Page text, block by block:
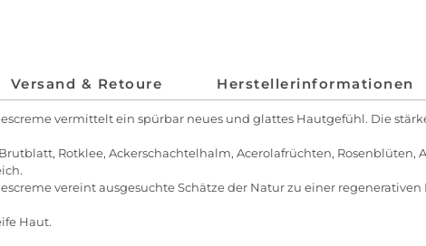
Versand & Retoure Herstellerinformationen
vermittelt ein spürbar neues und glattes Hautgefühl. Die
Rotklee, Ackerschachtelhalm, Acerolafrüchten,
vereint ausgesuchte Schätze der Natur zu einer regenerativen
Haut.